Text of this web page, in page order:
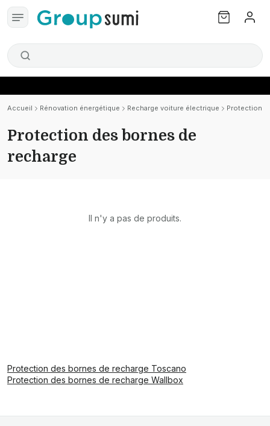
Accueil Rénovation énergétique Recharge voiture électrique Protection
Protection des bornes de
recharge
Il n'y a pas de produits.
Protection des bornes de recharge Toscano
Protection des bornes de recharge Wallbox